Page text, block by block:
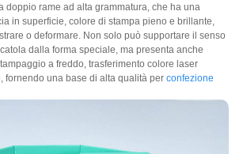
doppio rame ad alta grammatura, che ha una
in superficie, colore di stampa pieno e brillante,
o deformare. Non solo può supportare il senso
dalla forma speciale, ma presenta anche
a freddo, trasferimento colore laser
fornendo una base di alta qualità per confezione